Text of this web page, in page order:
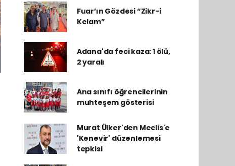
Fuar’ın Gözdesi “Zikr-i
Kelam”
Adana'da feci kaza: 1 ölü,
2 yaralı
Ana sınıfı öğrencilerinin
muhteşem gösterisi
Murat Ülker'den Meclis'e
'Kenevir' düzenlemesi
tepkisi